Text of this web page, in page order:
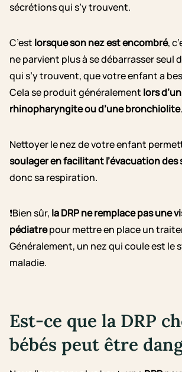
sécrétions qui s’y trouvent.
C’est lorsque son nez est encombré,
ne parvient plus à se débarrasser seul
qui s’y trouvent, que votre enfant a
Cela se produit généralement lors
rhinopharyngite ou d’une bronchiolite.
Nettoyer le nez de votre enfant
soulager en facilitant l’évacuation des
donc sa respiration.
❗Bien sûr, la DRP ne remplace pas une
pédiatrepour mettre en place un
Généralement, un nez qui coule est le
maladie.
Est-ce que la DRP
bébés peut être